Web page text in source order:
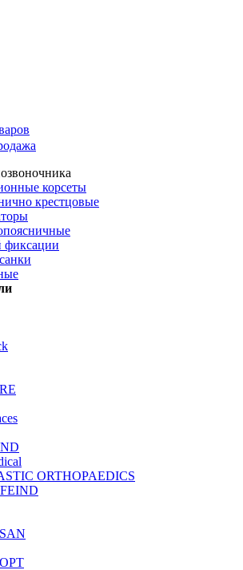
корсеты
крестцовые
фиксации
ORTHOPAEDICS